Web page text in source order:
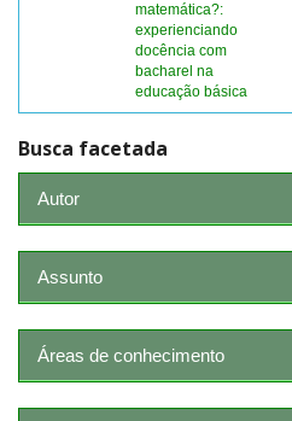
matemática?:
experienciando
docência com
bacharel na
educação básica
Busca facetada
Autor
Assunto
Áreas de conhecimento